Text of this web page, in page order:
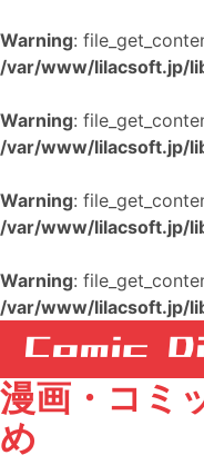
Warning:
/var/www/lilacsoft.jp/
Warning:
/var/www/lilacsoft.jp/
Warning:
/var/www/lilacsoft.jp/
Warning:
/var/www/lilacsoft.jp/
漫画・コミ
め